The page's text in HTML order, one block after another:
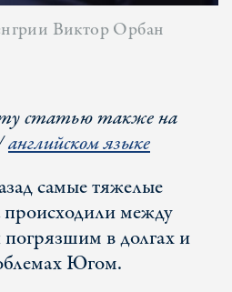
Виктор Орбан
статью также на
английском языке
самые тяжелые
между
в долгах и
Югом.